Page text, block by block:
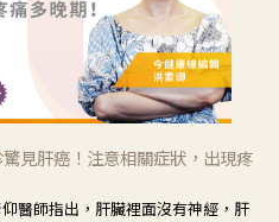
見肝癌！注意相關症狀，出現疼
醫師指出，肝臟裡面沒有神經，肝